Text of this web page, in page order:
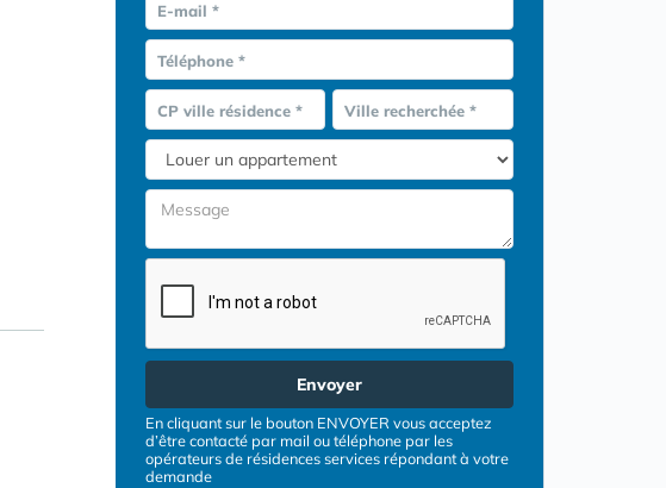
E-mail *
Téléphone *
CP ville résidence * Ville recherchée *
Envoyer
En cliquant sur le bouton ENVOYER vous acceptez
d’être contacté par mail ou téléphone par les
opérateurs de résidences services répondant à votre
demande